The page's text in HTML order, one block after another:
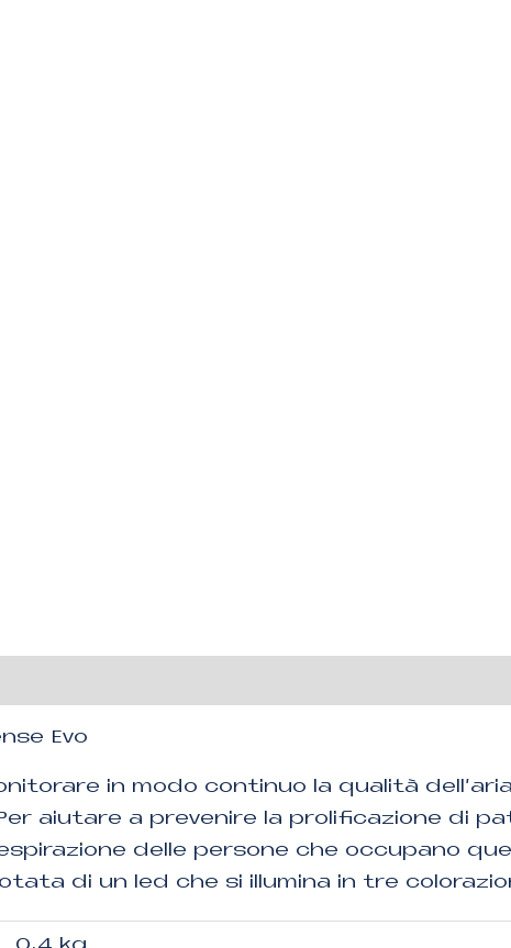
Evo
in modo continuo la qualità dell’aria
aiutare a prevenire la prolificazione di
delle persone che occupano
di un led che si illumina in tre